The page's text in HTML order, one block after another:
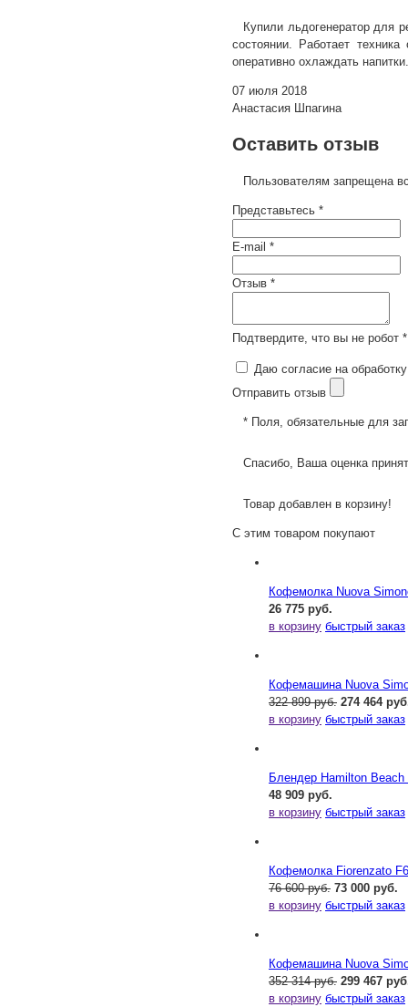
Купили льдогенератор для
состоянии. Работает
оперативно охлаждать напитки.
07 июля 2018
Анастасия Шпагина
Оставить отзыв
Пользователям запрещена
Представьтесь *
E-mail *
Отзыв *
Подтвердите, что вы не робот *
Даю согласие на
Отправить отзыв
* Поля, обязательные для
Спасибо, Ваша оценка
Товар добавлен в корзину!
С этим товаром покупают
Кофемолка Nuova
26 775 руб.
в корзину быстрый заказ
Кофемашина Nuova
322 899 руб. 274 464
в корзину быстрый заказ
Блендер Hamilton Beach
48 909 руб.
в корзину быстрый заказ
Кофемолка Fiorenzato
76 600 руб. 73 000 руб.
в корзину быстрый заказ
Кофемашина Nuova
352 314 руб. 299 467
в корзину быстрый заказ